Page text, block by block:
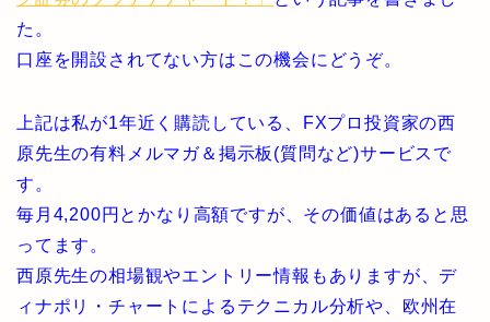
た。
口座を開設されてない方はこの機会にどうぞ。
上記は私が1年近く購読している、FXプロ投資家の西
原先生の有料メルマガ＆掲示板(質問など)サービスで
す。
毎月4,200円とかなり高額ですが、その価値はあると思
ってます。
西原先生の相場観やエントリー情報もありますが、デ
ィナポリ・チャートによるテクニカル分析や、欧州在